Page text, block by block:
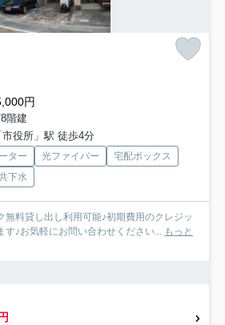
円
階建
役所」駅 徒歩4分
ター 光ファイバー
宅配ボックス
下水
無料貸し出し利用可能♪初期費用のクレジッ
す♪お気軽にお問い合わせください... もっと